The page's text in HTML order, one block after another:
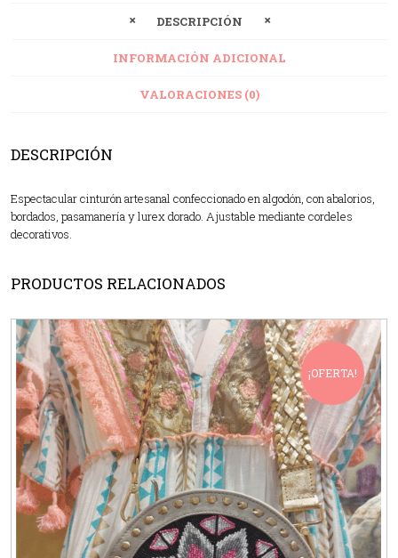
DESCRIPCIÓN
INFORMACIÓN ADICIONAL
VALORACIONES (0)
DESCRIPCIÓN
Espectacular cinturón artesanal confeccionado en algodón, con abalorios,
bordados, pasamanería y lurex dorado. Ajustable mediante cordeles
decorativos.
PRODUCTOS RELACIONADOS
¡OFERTA!